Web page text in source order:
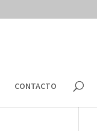
CONTACTO